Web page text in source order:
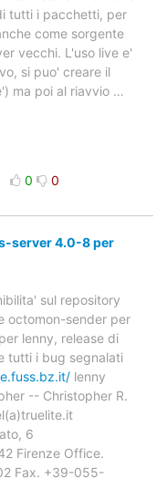
tutti i pacchetti, per
come sorgente
vecchi. L'uso live e'
si puo' creare il
ma poi al riavvio …
0 0
server 4.0-8 per
sul repository
octomon-sender per
lenny, release di
tutti i bug segnalati
lenny
-- Christopher R.
6
Firenze Office.
Fax. +39-055-